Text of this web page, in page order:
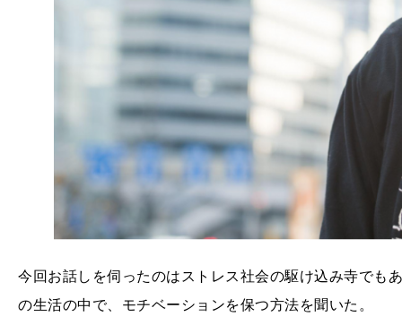
今回お話しを伺ったのはストレス社会の駆け込み寺でも
の生活の中で、モチベーションを保つ方法を聞いた。